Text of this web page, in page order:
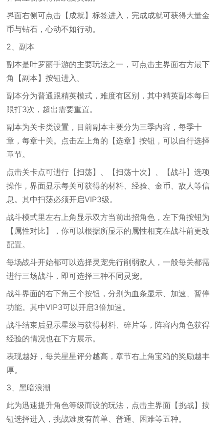
界面右侧可点击【成就】标签进入，完成成就可获得大量金
币与钻石，心动不如行动。
2、副本
副本是叶罗丽手游的主要玩法之一，可点击主界面右方最下
角【副本】按钮进入。
副本分为普通跟精英模式，难度有区别，其中精英副本每日
限打3次，超出需要重置。
副本为关卡类设置，目前副本主要分为三季内容，每季十
章，每章十关。点击左上角的【选章】按钮，可以自行选择
章节。
点击关卡点可进行【扫荡】、【扫荡十次】、【战斗】选项
操作，界面显示每关可获得的材料、经验、金币、敌人等信
息。其中扫荡必须开启VIP3级。
战斗模式里左右上角显示双方当前出招角色，左下角按钮为
【属性对比】，你可以根据所显示的属性相克在战斗前更改
配置。
每场战斗开始都可以选择灵宠先行削弱敌人，一般每关都需
进行三场战斗，即可选择三种不同灵宠。
战斗界面的右下角三个按钮，分别为血条显示、加速、暂停
功能。其中VIP3可以开启3倍加速。
战斗结束后显示星级与获得材料、碎片等，阵容内角色获得
经验的情况也在下方展示。
表现越好，每关星星评分越高，章节右上角宝箱的奖励越丰
厚。
3、黑暗浪潮
此为迅速提升角色等级而设的玩法，点击主界面【挑战】按
钮选择进入，挑战难度有简单、普通、困难等五种。